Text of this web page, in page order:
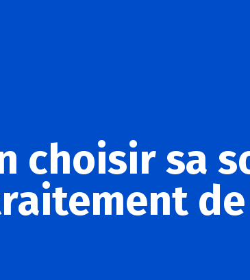
choisir sa
de